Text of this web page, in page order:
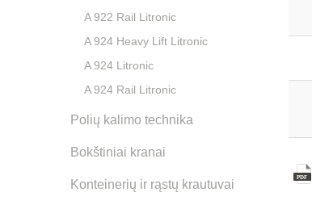
A 922 Rail Litronic
A 924 Heavy Lift Litronic
A 924 Litronic
A 924 Rail Litronic
Polių kalimo technika
Bokštiniai kranai
Konteinerių ir rąstų krautuvai